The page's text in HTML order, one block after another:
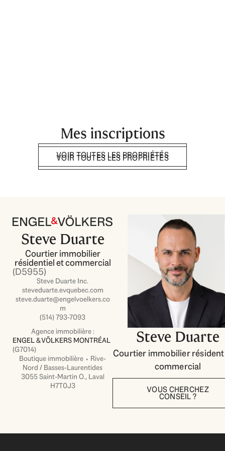
Mes inscriptions
VOIR TOUTES LES PROPRIÉTÉS
VOIR TOUTES LES PROPRIÉTÉS
Steve Duarte
Courtier immobilier
résidentiel et commercial
(D5955)
Steve Duarte Inc.
steveduarte.evquebec.com
steve.duarte@engelvoelkers.co
m
(514) 793-7093
Agence immobilière :
ENGEL & VÖLKERS MONTRÉAL
(G7014)
Boutique immobilière ⬩ Rive-
Nord / Basses-Laurentides
3055 Saint-Martin O., Laval
H7T0J3
Steve Duarte
Courtier immobilier
commercial
VOUS CHERCHEZ
CONSEIL ?